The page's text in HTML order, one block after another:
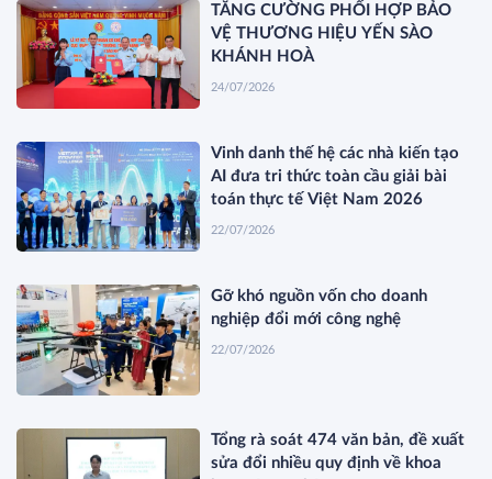
TĂNG CƯỜNG PHỐI HỢP BẢO
VỆ THƯƠNG HIỆU YẾN SÀO
KHÁNH HOÀ
24/07/2026
Vinh danh thế hệ các nhà kiến tạo
AI đưa tri thức toàn cầu giải bài
toán thực tế Việt Nam 2026
22/07/2026
Gỡ khó nguồn vốn cho doanh
nghiệp đổi mới công nghệ
22/07/2026
Tổng rà soát 474 văn bản, đề xuất
sửa đổi nhiều quy định về khoa